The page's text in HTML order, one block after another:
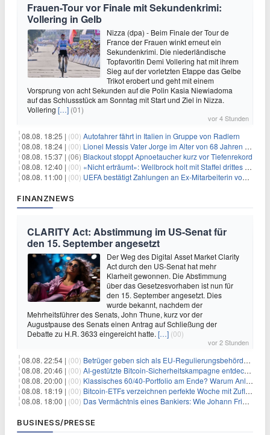
Frauen-Tour vor Finale mit Sekundenkrimi:
Vollering in Gelb
Nizza (dpa) - Beim Finale der Tour de
France der Frauen winkt erneut ein
Sekundenkrimi. Die niederländische
Topfavoritin Demi Vollering hat mit ihrem
Sieg auf der vorletzten Etappe das Gelbe
Trikot erobert und geht mit einem
Vorsprung von acht Sekunden auf die Polin Kasia Niewiadoma
auf das Schlussstück am Sonntag mit Start und Ziel in Nizza.
Vollering […] (01)
vor 4 Stunden
08.08. 18:25 | (00) Autofahrer fährt in Italien in Gruppe von Radlern
08.08. 18:24 | (00) Lionel Messis Vater Jorge im Alter von 68 Jahren gestorben
08.08. 15:37 | (06) Blackout stoppt Apnoetaucher kurz vor Tiefenrekord
08.08. 12:40 | (00) «Nicht erträumt»: Wellbrock holt mit Staffel drittes EM-Gold
08.08. 11:00 | (00) UEFA bestätigt Zahlungen an Ex-Mitarbeiterin von Infantino
FINANZNEWS
CLARITY Act: Abstimmung im US-Senat für
den 15. September angesetzt
Der Weg des Digital Asset Market Clarity
Act durch den US-Senat hat mehr
Klarheit gewonnen. Die Abstimmung
über das Gesetzesvorhaben ist nun für
den 15. September angesetzt. Dies
wurde bekannt, nachdem der
Mehrheitsführer des Senats, John Thune, kurz vor der
Augustpause des Senats einen Antrag auf Schließung der
Debatte zu H.R. 3633 eingereicht hatte. […] (00)
vor 2 Stunden
08.08. 22:54 | (00) Betrüger geben sich als EU-Regulierungsbehörden aus, um Krypto-Nutzer nach MiCA-Deadline ins Visier zu nehmen
08.08. 20:46 | (00) AI-gestützte Bitcoin-Sicherheitskampagne entdeckt fast 5.000 Softwareprobleme in 390 Projekten
08.08. 20:00 | (00) Klassisches 60/40-Portfolio am Ende? Warum Anleger jetzt radikal umdenken müssen
08.08. 18:19 | (00) Bitcoin-ETFs verzeichnen perfekte Woche mit Zuflüssen auf 3-Monats-Hoch
08.08. 18:00 | (00) Das Vermächtnis eines Bankiers: Wie Johann Friedrich Städel sein Imperium unsterblich machte
BUSINESS/PRESSE